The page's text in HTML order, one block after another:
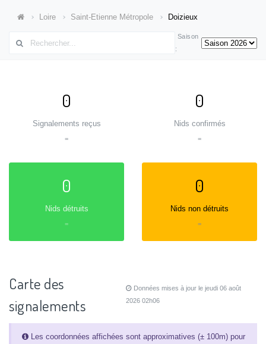
Loire Saint-Etienne Métropole Doizieux
Saison
:
0
Signalements reçus
=
0
Nids confirmés
=
0
Nids détruits
=
0
Nids non détruits
=
Carte des
signalements
Données mises à jour le jeudi 06 août
2026 02h06
Les coordonnées affichées sont approximatives (± 100m) pour